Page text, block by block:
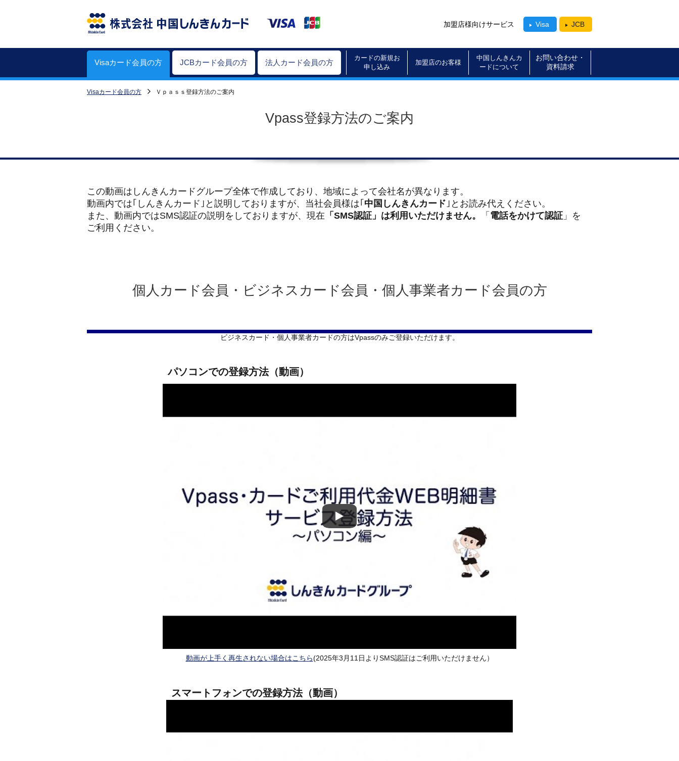
加盟店様向けサービス Visa JCB
Visaカード会員の方 JCBカード会員の方 法人カード会員の方
カードの新規お
申し込み
加盟店のお客様
中国しんきんカ
ードについて
Visaカード会員の方 Ｖｐａｓｓ登録方法のご案内
Vpass登録方法のご案内
この動画はしんきんカードグループ全体で作成しており、地域によって会社名が異なります。
動画内では｢しんきんカード｣と説明しておりますが、当社会員様は｢ 中国しんきんカード ｣とお読み代えください。
また、動画内ではSMS認証の説明をしておりますが、現在 「SMS認証」は利用いただけません。 「 電話をかけて認証 」を
ご利用ください。
個人カード会員・ビジネスカード会員・個人事業者カード会員の方
ビジネスカード・個人事業者カードの方はVpassのみご登録いただけます。
パソコンでの登録方法（動画）
動画が上手く再生されない場合はこちら(2025年3月11日よりSMS認証はご利用いただけません）
スマートフォンでの登録方法（動画）